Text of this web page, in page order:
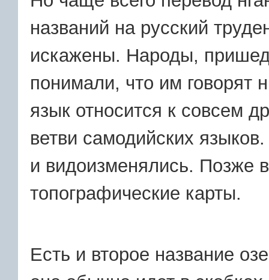
названий на русский
искажены. Народы,
понимали, что им говорят
язык относится к совсем
ветви самодийских
и видоизменялись. Позже
топографические карты.
Есть и второе название